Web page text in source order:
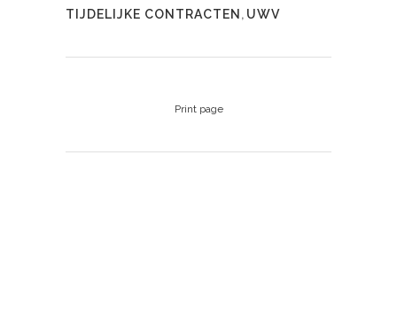
TIJDELIJKE CONTRACTEN, UWV
Print page